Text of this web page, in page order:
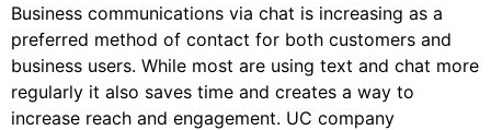
Business communications via chat is increasing as a
preferred method of contact for both customers and
business users. While most are using text and chat more
regularly it also saves time and creates a way to
increase reach and engagement. UC company